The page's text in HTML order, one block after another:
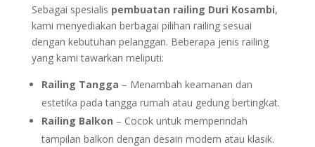
Sebagai spesialis pembuatan railing Duri Kosambi,
kami menyediakan berbagai pilihan railing sesuai
dengan kebutuhan pelanggan. Beberapa jenis railing
yang kami tawarkan meliputi:
Railing Tangga – Menambah keamanan dan
estetika pada tangga rumah atau gedung bertingkat.
Railing Balkon – Cocok untuk memperindah
tampilan balkon dengan desain modern atau klasik.